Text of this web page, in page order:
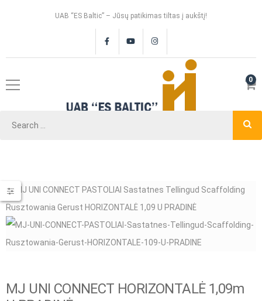
UAB “ES Baltic” – Jūsų patikimas tiltas į aukštį!
0
MJ UNI CONNECT HORIZONTALĖ 1,09m